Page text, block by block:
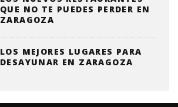
QUE NO TE PUEDES PERDER EN
ZARAGOZA
LOS MEJORES LUGARES PARA
DESAYUNAR EN ZARAGOZA